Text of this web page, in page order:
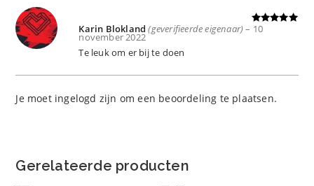
Gewaardeer
Karin Blokland(geverifieerde eigenaar) – 10
november 2022
Te leuk om er bij te doen
Je moet ingelogd zijn om een beoordeling te plaatsen.
Gerelateerde producten